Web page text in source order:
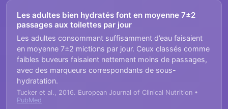
Les adultes bien hydratés font en moyenne 7±2
passages aux toilettes par jour
Les adultes consommant suffisamment d’eau faisaient
en moyenne 7±2 mictions par jour. Ceux classés comme
faibles buveurs faisaient nettement moins de passages,
avec des marqueurs correspondants de sous-
hydratation.
Tucker et al., 2016. European Journal of Clinical Nutrition •
PubMed